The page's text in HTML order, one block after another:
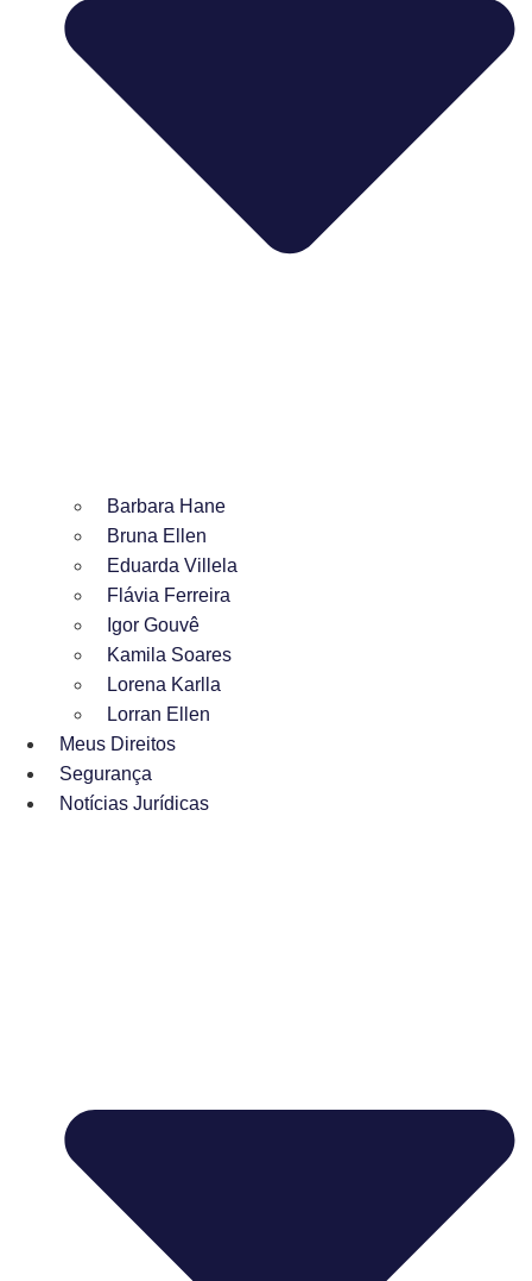
Barbara Hane
Bruna Ellen
Eduarda Villela
Flávia Ferreira
Igor Gouvê
Kamila Soares
Lorena Karlla
Lorran Ellen
Meus Direitos
Segurança
Notícias Jurídicas